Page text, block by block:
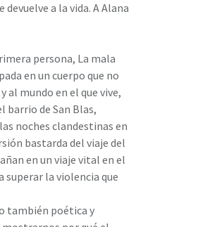
a la vida. A Alana
persona, La mala
en un cuerpo que no
al mundo en el que vive,
barrio de San Blas,
noches clandestinas en
bastarda del viaje del
en un viaje vital en el
superar la violencia que
también poética y